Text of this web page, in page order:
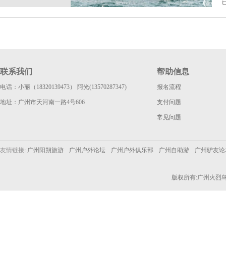
联系我们
电话：小丽（18320139473） 阿光(13570287347)
地址：广州市天河南一路4号606
帮助信息
报名流程
支付问题
常见问题
友情链接: 广州阳朔旅游 广州户外论坛 广州户外俱乐部 广州自助游 广州驴友
版权所有:广州火烈